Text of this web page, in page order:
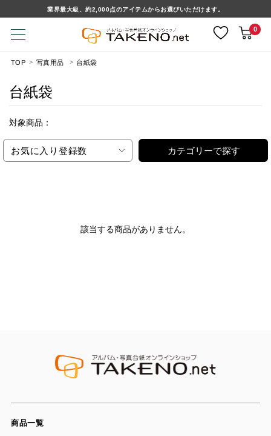
業界最大級、約2,000点のアイテムからお選びいただけます。
0
TOP 写真用品 台紙袋
台紙袋
対象商品：
お気に入り登録数 カテゴリーで探す
該当する商品がありません。
商品一覧